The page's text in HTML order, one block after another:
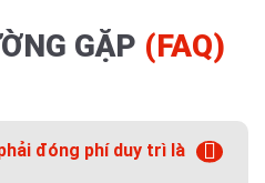
GẶP (FAQ)
đóng phí duy trì là